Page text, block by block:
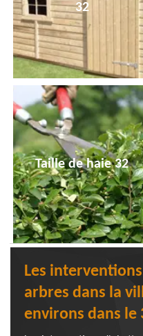
32
Taille de haie 32
Les
arbres dans la
environs dans le